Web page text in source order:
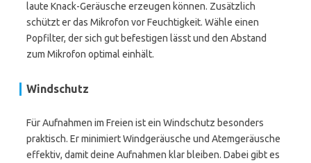
laute Knack-Geräusche erzeugen können. Zusätzlich
schützt er das Mikrofon vor Feuchtigkeit. Wähle einen
Popfilter, der sich gut befestigen lässt und den Abstand
zum Mikrofon optimal einhält.
Windschutz
Für Aufnahmen im Freien ist ein Windschutz besonders
praktisch. Er minimiert Windgeräusche und Atemgeräusche
effektiv, damit deine Aufnahmen klar bleiben. Dabei gibt es